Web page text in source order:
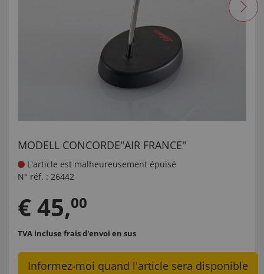
MODELL CONCORDE"AIR FRANCE"
L'article est malheureusement épuisé
N° réf. : 26442
€45,00
TVA incluse frais d'envoi en sus
Informez-moi quand l'article sera disponible